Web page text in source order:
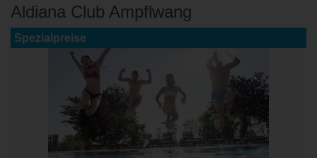
Aldiana Club Ampflwang
Spezialpreise